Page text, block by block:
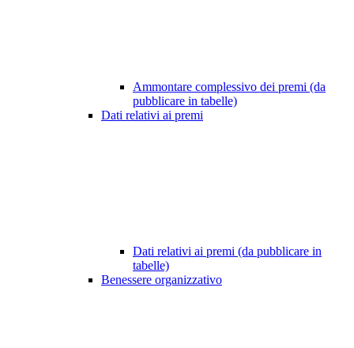
Ammontare complessivo dei premi (da
pubblicare in tabelle)
Dati relativi ai premi
Dati relativi ai premi (da pubblicare in
tabelle)
Benessere organizzativo